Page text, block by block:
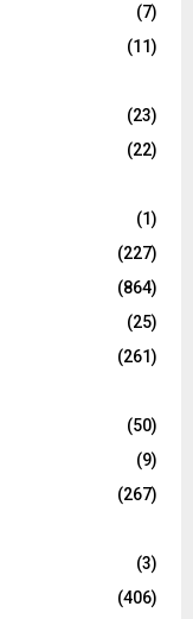
(7)
(11)
(23)
(22)
(1)
(227)
(864)
(25)
(261)
(50)
(9)
(267)
(3)
(406)